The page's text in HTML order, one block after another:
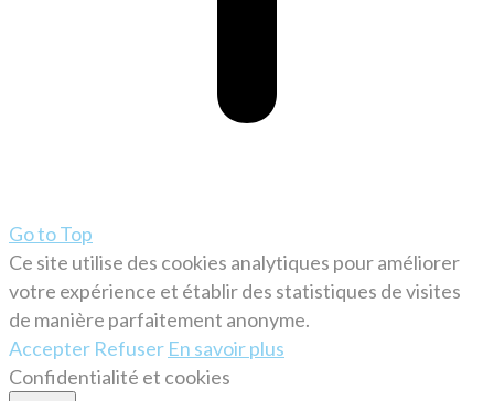
Go to Top
Ce site utilise des cookies analytiques pour améliorer
votre expérience et établir des statistiques de visites
de manière parfaitement anonyme.
Accepter Refuser En savoir plus
Confidentialité et cookies